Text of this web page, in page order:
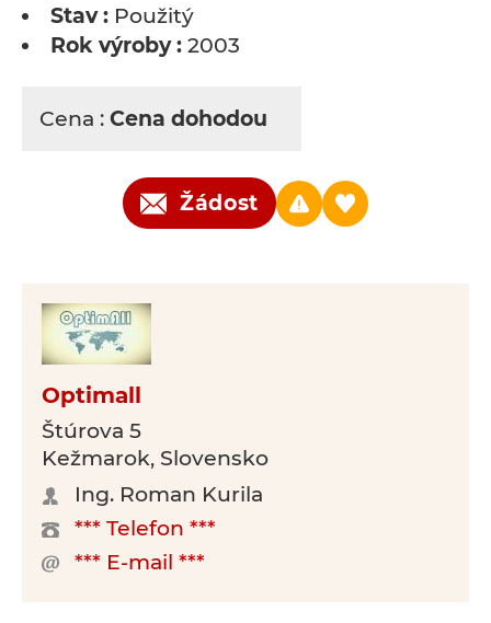
Stav : Použitý
Rok výroby : 2003
Cena : Cena dohodou
Žádost
Optimall
Štúrova 5
Kežmarok, Slovensko
Ing. Roman Kurila
*** Telefon ***
*** E-mail ***